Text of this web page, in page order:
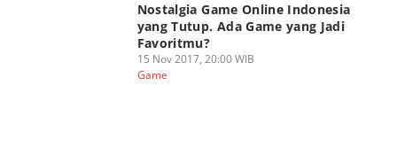
Nostalgia Game Online Indonesia
yang Tutup. Ada Game yang Jadi
Favoritmu?
15 Nov 2017, 20:00 WIB
Game